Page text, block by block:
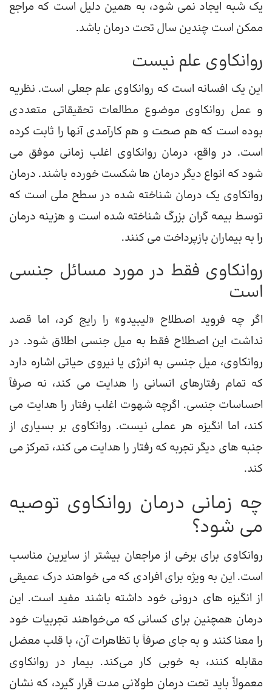
یک شبه ایجاد نمی شود، به همین دلیل است که مراجع
ممکن است چندین سال تحت درمان باشد.
روانکاوی علم نیست
این یک افسانه است که روانکاوی علم جعلی است. نظریه
و عمل روانکاوی موضوع مطالعات تحقیقاتی متعددی
بوده است که هم صحت و هم کارآمدی آنها را ثابت کرده
است. در واقع، درمان روانکاوی اغلب زمانی موفق می
شود که انواع دیگر درمان ها شکست خورده باشند. درمان
روانکاوی یک درمان شناخته شده در سطح ملی است که
توسط بیمه گران بزرگ شناخته شده است و هزینه درمان
را به بیماران بازپرداخت می کنند.
روانکاوی فقط در مورد مسائل جنسی
است
اگر چه فروید اصطلاح «لیبیدو» را رایج کرد، اما قصد
نداشت این اصطلاح فقط به میل جنسی اطلاق شود. در
روانکاوی، میل جنسی به انرژی یا نیروی حیاتی اشاره دارد
که تمام رفتارهای انسانی را هدایت می کند، نه صرفاً
احساسات جنسی. اگرچه شهوت اغلب رفتار را هدایت می
کند، اما انگیزه هر عملی نیست. روانکاوی بر بسیاری از
جنبه های دیگر تجربه که رفتار را هدایت می کند، تمرکز می
کند.
چه زمانی درمان روانکاوی توصیه
می شود؟
روانکاوی برای برخی از مراجعان بیشتر از سایرین مناسب
است. این به ویژه برای افرادی که می خواهند درک عمیقی
از انگیزه های درونی خود داشته باشند مفید است. این
درمان همچنین برای کسانی که می‌خواهند تجربیات خود
را معنا کنند و به جای صرفاً با تظاهرات آن، با قلب معضل
مقابله کنند، به خوبی کار می‌کند. بیمار در روانکاوی
معمولاً باید تحت درمان طولانی مدت قرار گیرد، که نشان